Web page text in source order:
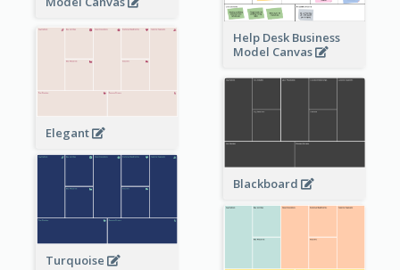
Help Desk Business
Model Canvas
Elegant
Blackboard
Turquoise